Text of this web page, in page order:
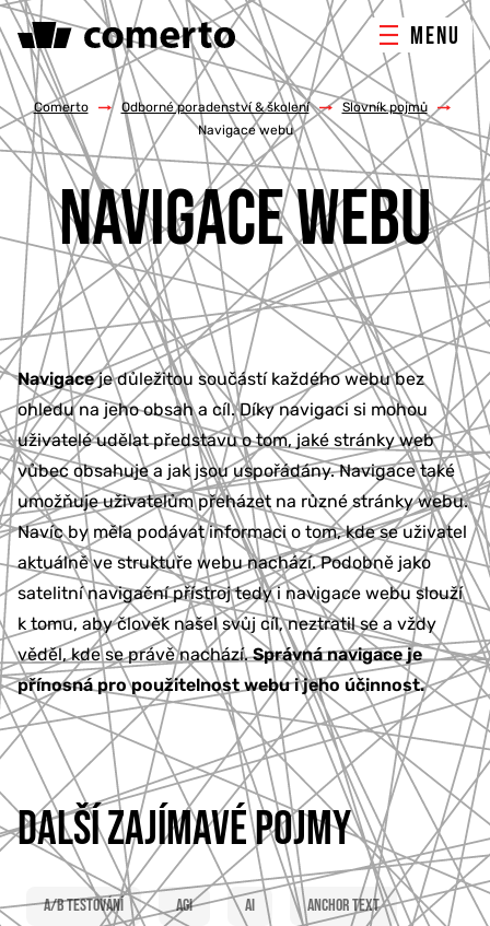
MENU
ONLINE MARKETING
TVORBA WEBU
PORADENSTVÍ & ŠKOLENÍ
REFERENCE
O NÁS
KONTAKTY
777 353 464
Comerto / Odborné poradenství & školení / Slovník pojmů
/
Navigace webu
NAVIGACE WEBU
Navigaceje důležitou součástí každého webu bez
ohledu na jeho obsah a cíl. Díky navigaci si mohou
uživatelé udělat představu o tom, jaké stránky web
vůbec obsahuje a jak jsou uspořádány. Navigace také
umožňuje uživatelům přeházet na různé stránky webu.
Navíc by měla podávat informaci o tom, kde se uživatel
aktuálně ve struktuře webu nachází. Podobně jako
satelitní navigační přístroj tedy i navigace webu slouží
k tomu, aby člověk našel svůj cíl, neztratil se a vždy
věděl, kde se právě nachází.Správná navigace je
přínosná pro použitelnost webu i jeho účinnost.
DALŠÍ ZAJÍMAVÉ POJMY
A/B testování AGI AI Anchor text